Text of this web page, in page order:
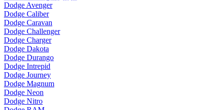
Dodge Avenger
Dodge Caliber
Dodge Caravan
Dodge Challenger
Dodge Charger
Dodge Dakota
Dodge Durango
Dodge Intrepid
Dodge Journey
Dodge Magnum
Dodge Neon
Dodge Nitro